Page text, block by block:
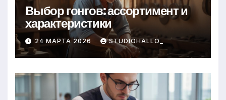
Выбор гонгов: ассортимент и
характеристики
24 МАРТА 2026 STUDIOHALLO_